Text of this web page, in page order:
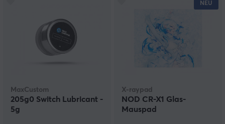
MaxCustom
205g0 Switch Lubricant -
5g
NEU
X-raypad
NOD CR-X1 Glas-
Mauspad